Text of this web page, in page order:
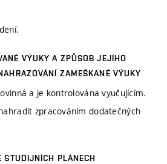
VÝUKY A ZPŮSOB JEJÍHO
ZAMEŠKANÉ VÝUKY
a je kontrolována vyučujícím.
zpracováním dodatečných
STUDIJNÍCH PLÁNECH